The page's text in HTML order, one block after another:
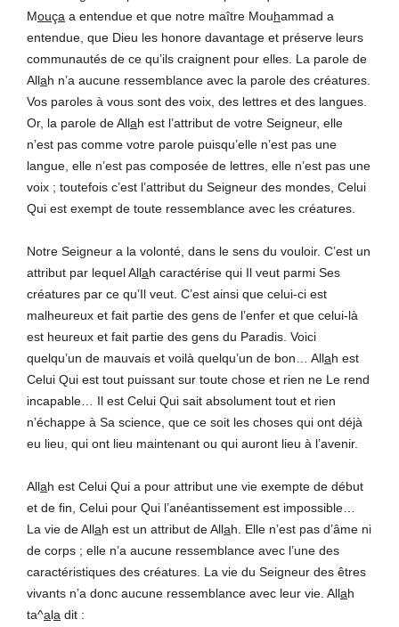
Mouça a entendue et que notre maître Mouhammad a
entendue, que Dieu les honore davantage et préserve leurs
communautés de ce qu’ils craignent pour elles. La parole de
Allah n’a aucune ressemblance avec la parole des créatures.
Vos paroles à vous sont des voix, des lettres et des langues.
Or, la parole de Allah est l’attribut de votre Seigneur, elle
n’est pas comme votre parole puisqu’elle n’est pas une
langue, elle n’est pas composée de lettres, elle n’est pas une
voix ; toutefois c’est l’attribut du Seigneur des mondes, Celui
Qui est exempt de toute ressemblance avec les créatures.
Notre Seigneur a la volonté, dans le sens du vouloir. C’est un
attribut par lequel Allah caractérise qui Il veut parmi Ses
créatures par ce qu’Il veut. C’est ainsi que celui-ci est
malheureux et fait partie des gens de l’enfer et que celui-là
est heureux et fait partie des gens du Paradis. Voici
quelqu’un de mauvais et voilà quelqu’un de bon… Allah est
Celui Qui est tout puissant sur toute chose et rien ne Le rend
incapable… Il est Celui Qui sait absolument tout et rien
n’échappe à Sa science, que ce soit les choses qui ont déjà
eu lieu, qui ont lieu maintenant ou qui auront lieu à l’avenir.
Allah est Celui Qui a pour attribut une vie exempte de début
et de fin, Celui pour Qui l’anéantissement est impossible…
La vie de Allah est un attribut de Allah. Elle n’est pas d’âme ni
de corps ; elle n’a aucune ressemblance avec l’une des
caractéristiques des créatures. La vie du Seigneur des êtres
vivants n’a donc aucune ressemblance avec leur vie. Allah
ta^ala dit :